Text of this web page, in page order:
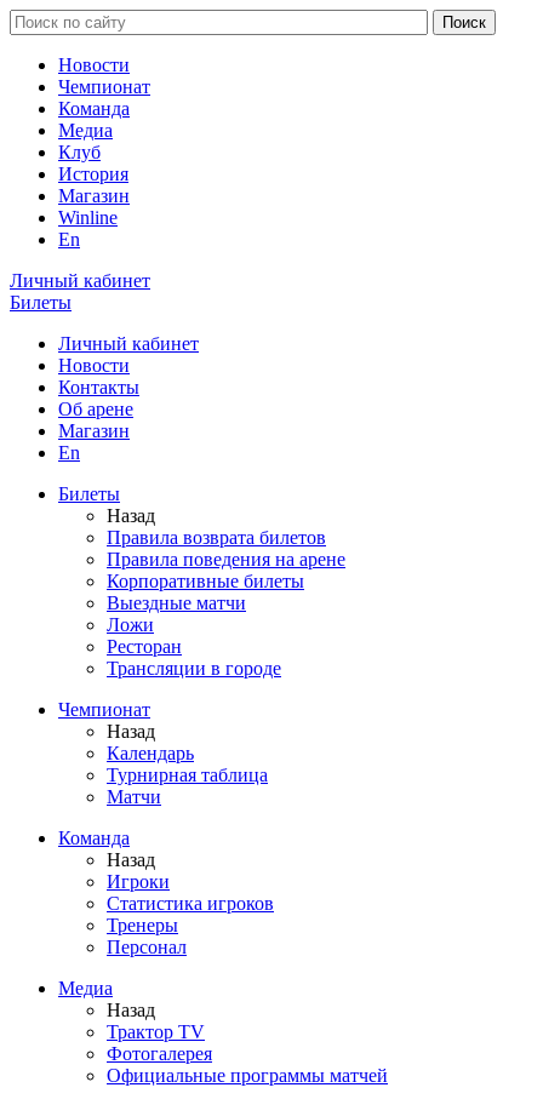
Новости
Чемпионат
Команда
Медиа
Клуб
История
Магазин
Winline
En
Личный кабинет
Билеты
Личный кабинет
Новости
Контакты
Об арене
Магазин
En
Билеты
Назад
Правила возврата билетов
Правила поведения на арене
Корпоративные билеты
Выездные матчи
Ложи
Ресторан
Трансляции в городе
Чемпионат
Назад
Календарь
Турнирная таблица
Матчи
Команда
Назад
Игроки
Статистика игроков
Тренеры
Персонал
Медиа
Назад
Трактор TV
Фотогалерея
Официальные программы матчей